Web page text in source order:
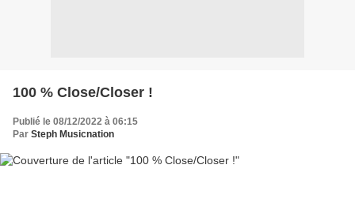
100 % Close/Closer !
Publié le 08/12/2022 à 06:15
Par Steph Musicnation